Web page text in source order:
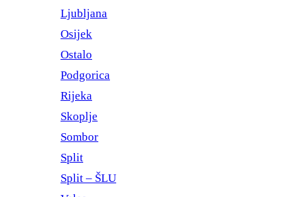
Ljubljana
Osijek
Ostalo
Podgorica
Rijeka
Skoplje
Sombor
Split
Split – ŠLU